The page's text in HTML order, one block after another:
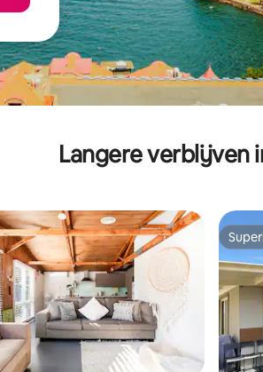
Langere verblijven